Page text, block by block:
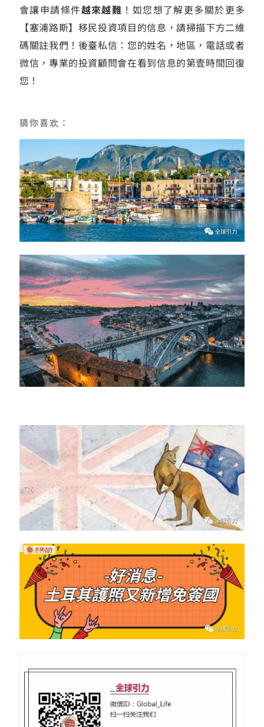
會讓申請條件越來越難 ！ 如您想了解更多關於更多
【塞浦路斯】 移民投資項目的信息，請掃描下方二維
碼關註我們！ 後臺私信：您的姓名，地區，電話或者
微信，專業的投資顧問會在看到信息的第壹時間回復
您！
猜你喜欢：